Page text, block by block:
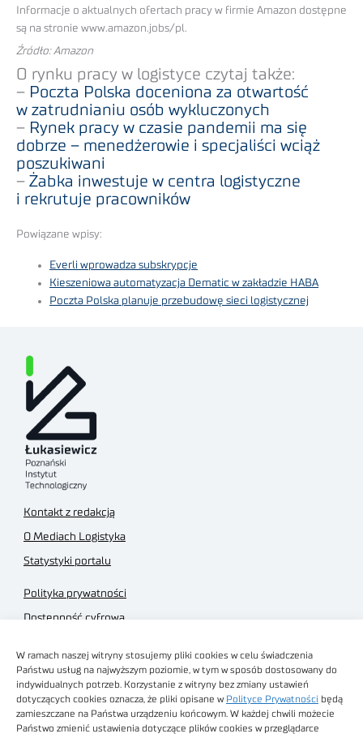
W ramach naszej witryny stosujemy pliki cookies w celu świadczenia
Państwu usług na najwyższym poziomie, w tym w sposób dostosowany do
indywidualnych potrzeb. Korzystanie z witryny bez zmiany ustawień
dotyczących cookies oznacza, że pliki opisane w Polityce Prywatności będą
zamieszczane na Państwa urządzeniu końcowym. W każdej chwili możecie
Państwo zmienić ustawienia dotyczące plików cookies w przeglądarce
Informacje o aktualnych ofertach pracy w firmie Amazon dostępne
są na stronie www.amazon.jobs/pl.
Źródło: Amazon
O rynku pracy w logistyce czytaj także:
– Poczta Polska doceniona za otwartość
w zatrudnianiu osób wykluczonych
– Rynek pracy w czasie pandemii ma się
dobrze – menedżerowie i specjaliści wciąż
poszukiwani
– Żabka inwestuje w centra logistyczne
i rekrutuje pracowników
Powiązane wpisy:
Everli wprowadza subskrypcje
Kieszeniowa automatyzacja Dematic w zakładzie HABA
Poczta Polska planuje przebudowę sieci logistycznej
Kontakt z redakcją
O Mediach Logistyka
Statystyki portalu
Polityka prywatności
Dostępność cyfrowa
Regulamin sklepu